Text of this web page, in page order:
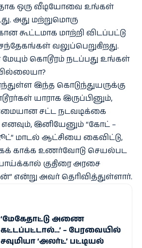
ஒரு வீடியோவை உங்கள்
அது மற்றுமொரு
கூட்டமாக மாற்றி விடப்பட்டு
வலுப்பெறுகிறது.
கொடூரம் நடப்பது உங்கள்
இந்த கொடுந்துயருக்கு
யாராக இருப்பினும்,
சட்ட நடவடிக்கை
இனியேனும் “கோட் –
மாடல் ஆட்சியை கைவிட்டு,
காக்க உணர்வோடு செயல்பட
குதிரை அரசை
என்று அவர் தெரிவித்துள்ளார்.
‘மேகேதாட்டு அணை
கட்டப்பட்டால்…’ – பேரவையில்
சவுமியா ‘அலர்ட்’ பட்டியல்